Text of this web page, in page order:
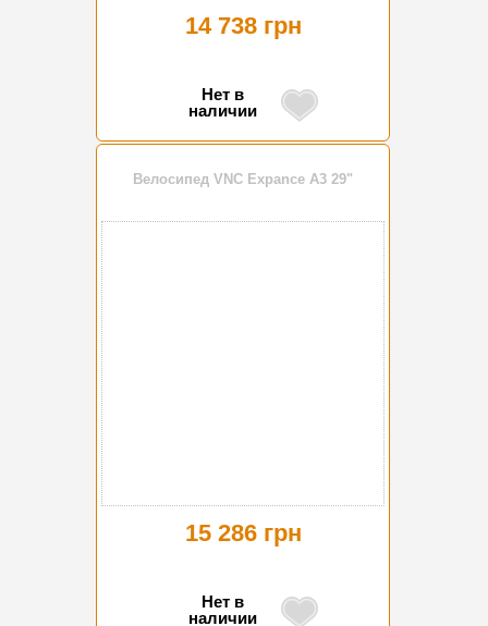
14 738 грн
Нет в
наличии
Велосипед VNC Expance A3 29"
15 286 грн
Нет в
наличии